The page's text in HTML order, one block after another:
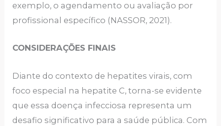
exemplo, o agendamento ou avaliação por
profissional específico (NASSOR, 2021).
CONSIDERAÇÕES FINAIS
Diante do contexto de hepatites virais, com
foco especial na hepatite C, torna-se evidente
que essa doença infecciosa representa um
desafio significativo para a saúde pública. Com